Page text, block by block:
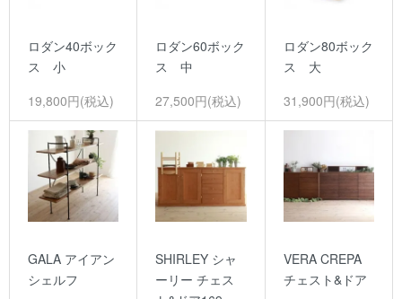
ロダン40ボック
ス 小
19,800円(税込)
ロダン60ボック
ス 中
27,500円(税込)
ロダン80ボック
ス 大
31,900円(税込)
GALA アイアン
シェルフ
SHIRLEY シャ
ーリー チェス
VERA CREPA
チェスト&ドア